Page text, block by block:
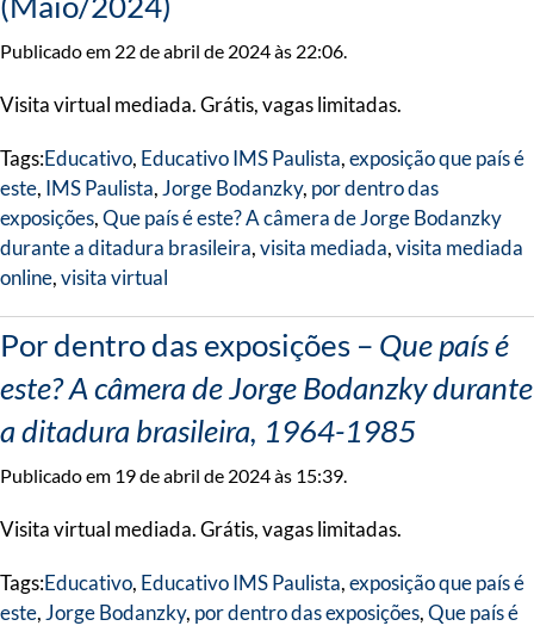
Publicado em 22 de abril de 2024 às 22:06.
Visita virtual mediada. Grátis, vagas limitadas.
Tags:Educativo, Educativo IMS Paulista,exposição que país é
este, IMS Paulista, Jorge Bodanzky, por dentro das
exposições,Que país é este? A câmera de Jorge Bodanzky
durante a ditadura brasileira,visita mediada,visita mediada
online,visita virtual
Por dentro das exposições – Que país é
este? A câmera de Jorge Bodanzky durante
a ditadura brasileira, 1964-1985
Publicado em 19 de abril de 2024 às 15:39.
Visita virtual mediada. Grátis, vagas limitadas.
Tags:Educativo, Educativo IMS Paulista,exposição que país é
este, Jorge Bodanzky, por dentro das exposições,Que país é